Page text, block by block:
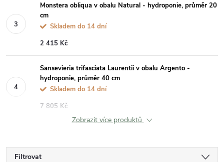
Monstera obliqua v obalu Natural - hydroponie, průměr 20
cm
Skladem do 14 dní
2 415 Kč
Sansevieria trifasciata Laurentii v obalu Argento -
hydroponie, průměr 40 cm
Skladem do 14 dní
7 805 Kč
Zobrazit více produktů
Filtrovat